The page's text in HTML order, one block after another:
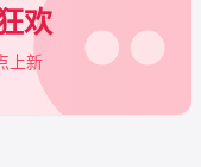
欢
上新